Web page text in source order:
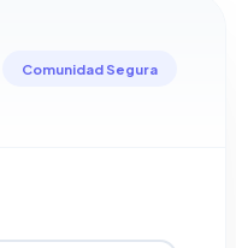
Comunidad Segura